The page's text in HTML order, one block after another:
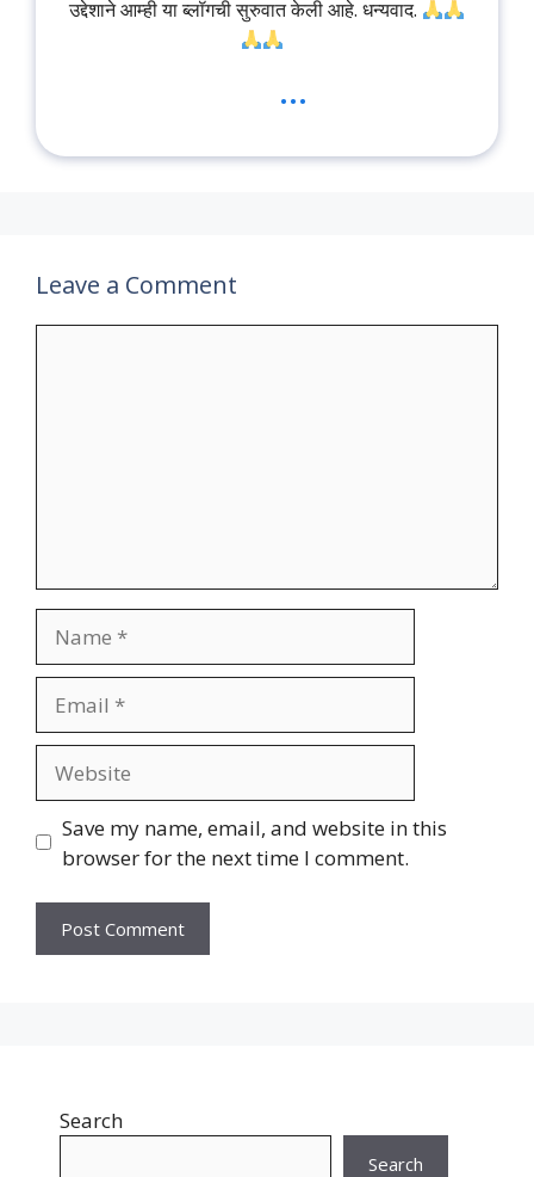
उद्देशाने आम्ही या ब्लॉगची सुरुवात केली आहे. धन्यवाद.
...
Leave a Comment
Save my name, email, and website in this
browser for the next time I comment.
Search
Search